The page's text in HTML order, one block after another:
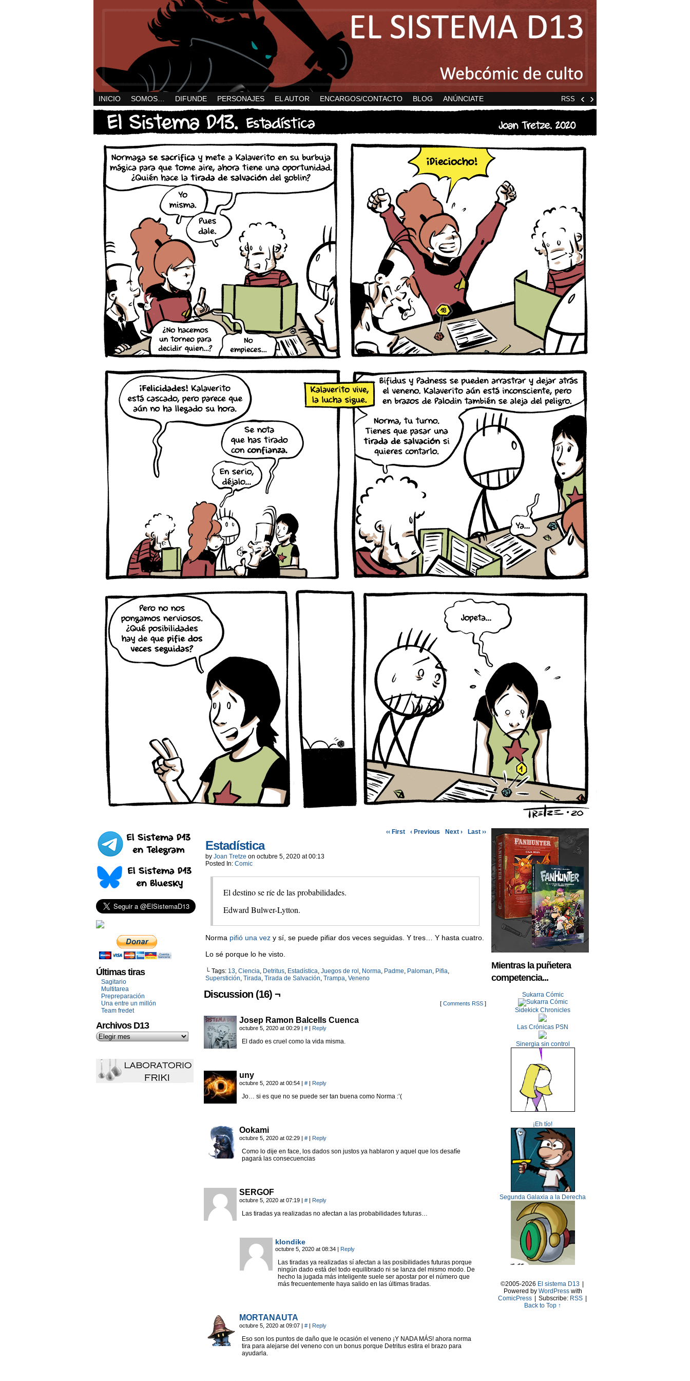
RSS ‹ ›
INICIO SOMOS… DIFUNDE PERSONAJES EL AUTOR ENCARGOS/CONTACTO BLOG ANÚNCIATE
Últimas tiras
Sagitario
Multitarea
Prepreparación
Una entre un millón
Team fredet
Archivos D13
‹‹ First ‹ Previous Next › Last ››
Estadística
by Joan Tretze on octubre 5, 2020 at00:13
Posted In: Comic
El destino se ríe de las probabilidades.
Edward Bulwer-Lytton.
Norma pifió una vez y sí, se puede pifiar dos veces seguidas. Y tres… Y hasta cuatro.
Lo sé porque lo he visto.
└ Tags: 13, Ciencia, Detritus, Estadística, Juegos de rol , Norma, Padme, Paloman, Pifia,
Superstición, Tirada, Tirada de Salvación, Trampa, Veneno
Discussion (16) ¬
[ Comments RSS ]
Josep Ramon Balcells Cuenca
octubre 5, 2020 at 00:29 | # | Reply
El dado es cruel como la vida misma.
uny
octubre 5, 2020 at 00:54 | # | Reply
Jo… si es que no se puede ser tan buena como Norma :’(
Ookami
octubre 5, 2020 at 02:29 | # | Reply
Como lo dije en face, los dados son justos ya hablaron y aquel que los desafíe
pagará las consecuencias
SERGOF
octubre 5, 2020 at 07:19 | # | Reply
Las tiradas ya realizadas no afectan a las probabilidades futuras…
klondike
octubre 5, 2020 at 08:34 | Reply
Las tiradas ya realizadas sí afectan a las posibilidades futuras porque
ningún dado está del todo equilibrado ni se lanza del mismo modo. De
hecho la jugada más inteligente suele ser apostar por el número que
más frecuentemente haya salido en las últimas tiradas.
MORTANAUTA
octubre 5, 2020 at 09:07 | # | Reply
Eso son los puntos de daño que le ocasión el veneno ¡Y NADA MÁS! ahora norma
tira para alejarse del veneno con un bonus porque Detritus estira el brazo para
ayudarla.
Mientras la puñetera
competencia...
Sukarra Cómic
Sidekick Chronicles
Las Crónicas PSN
Sinergia sin control
¡Eh tío!
Segunda Galaxia a la Derecha
©2005-2026 El sistema D13
Powered by WordPresswith
ComicPress
Subscribe: RSS
Back to Top ↑